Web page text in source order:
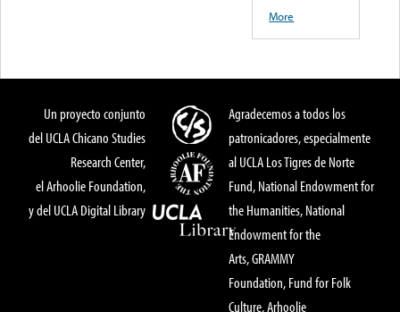
More
Un proyecto conjunto
del UCLA Chicano Studies
Research Center,
el Arhoolie Foundation,
y del UCLA Digital Library
Agradecemos a todos los
patronicadores, especialmente
al UCLA Los Tigres de Norte
Fund, National Endowment for
the Humanities, National
Endowment for the
Arts, GRAMMY
Foundation, Fund for Folk
Culture, Arhoolie